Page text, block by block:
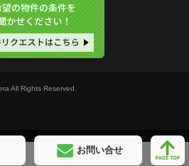
All Rights Reserved.
お問い合せ